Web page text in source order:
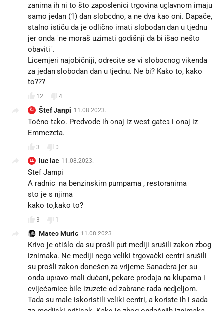
zanima ih ni to što zaposlenici trgovina uglavnom imaju
samo jedan (1) dan slobodno, a ne dva kao oni. Dapače,
stalno ističu da je odlično imati slobodan dan u tjednu
jer onda "ne moraš uzimati godišnji da bi išao nešto
obaviti".
Licemjeri najobičniji, odrecite se vi slobodnog vikenda
za jedan slobodan dan u tjednu. Ne bi? Kako to, kako
to???
12 4
ŠJ Štef Janpi 11.08.2023.
Točno tako. Predvode ih onaj iz west gatea i onaj iz
Emmezeta.
3 0
LL luc lac 11.08.2023.
Stef Jampi
A radnici na benzinskim pumpama , restoranima
sto je s njima
kako to,kako to?
3 1
Mateo Muric 11.08.2023.
Krivo je otišlo da su prošli put mediji srušili zakon zbog
iznimaka. Ne mediji nego veliki trgovački centri srušili
su prošli zakon donešen za vrijeme Sanadera jer su
onda upravo mali dućani, pekare prodaja na klupama i
cvijećarnice bile izuzete od zabrane rada nedjeljom.
Tada su male iskoristili veliki centri, a koriste ih i sada